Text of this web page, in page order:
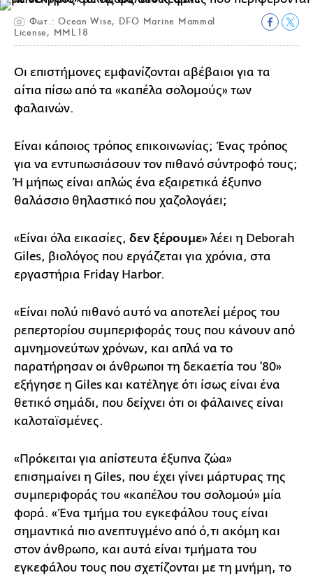
Φωτ.: Ocean Wise, DFO Marine Mammal
License, MML18
Οι επιστήμονες εμφανίζονται αβέβαιοι για τα
αίτια πίσω από τα «καπέλα σολομούς» των
φαλαινών.
Είναι κάποιος τρόπος επικοινωνίας; Ένας τρόπος
για να εντυπωσιάσουν τον πιθανό σύντροφό τους;
Ή μήπως είναι απλώς ένα εξαιρετικά έξυπνο
θαλάσσιο θηλαστικό που χαζολογάει;
«Είναι όλα εικασίες, δεν ξέρουμε» λέει η Deborah
Giles, βιολόγος που εργάζεται για χρόνια, στα
εργαστήρια Friday Harbor.
«Είναι πολύ πιθανό αυτό να αποτελεί μέρος του
ρεπερτορίου συμπεριφοράς τους που κάνουν από
αμνημονεύτων χρόνων, και απλά να το
παρατήρησαν οι άνθρωποι τη δεκαετία του '80»
εξήγησε η Giles και κατέληγε ότι ίσως είναι ένα
θετικό σημάδι, που δείχνει ότι οι φάλαινες είναι
καλοταϊσμένες.
«Πρόκειται για απίστευτα έξυπνα ζώα»
επισημαίνει η Giles, που έχει γίνει μάρτυρας της
συμπεριφοράς του «καπέλου του σολομού» μία
φορά. «Ένα τμήμα του εγκεφάλου τους είναι
σημαντικά πιο ανεπτυγμένο από ό,τι ακόμη και
στον άνθρωπο, και αυτά είναι τμήματα του
εγκεφάλου τους που σχετίζονται με τη μνήμη, το